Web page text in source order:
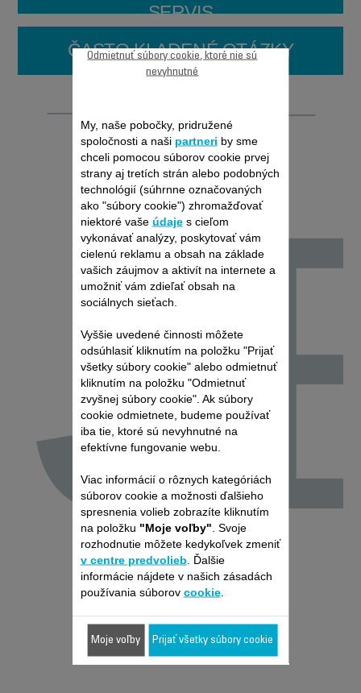
SERVIS
ČASTO KLADENÉ OTÁZKY
My, naše pobočky, pridružené
spoločnosti a naši partneri by sme
chceli pomocou súborov cookie prvej
strany aj tretích strán alebo podobných
technológií (súhrnne označovaných
ako "súbory cookie") zhromažďovať
niektoré vaše údajes cieľom
vykonávať analýzy, poskytovať vám
cielenú reklamu a obsah na základe
vašich záujmov a aktivít na internete a
umožniť vám zdieľať obsah na
sociálnych sieťach.
Vyššie uvedené činnosti môžete
odsúhlasiť kliknutím na položku "Prijať
všetky súbory cookie" alebo odmietnuť
kliknutím na položku "Odmietnuť
zvyšnej súbory cookie". Ak súbory
cookie odmietnete, budeme používať
iba tie, ktoré sú nevyhnutné na
efektívne fungovanie webu.
Viac informácií o rôznych kategóriách
súborov cookie a možnosti ďalšieho
spresnenia volieb zobrazíte kliknutím
na položku "Moje voľby" . Svoje
rozhodnutie môžete kedykoľvek zmeniť
v centre predvolieb . Ďalšie
informácie nájdete v našich zásadách
používania súborov cookie.
Odmietnuť súbory cookie, ktoré nie sú
nevyhnutné
Moje voľby Prijať všetky súbory cookie